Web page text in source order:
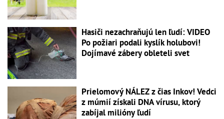
Hasiči nezachraňujú len ľudí: VIDEO
Po požiari podali kyslík holubovi!
Dojímavé zábery obleteli svet
Prielomový NÁLEZ z čias Inkov! Vedci
z múmií získali DNA vírusu, ktorý
zabíjal milióny ľudí